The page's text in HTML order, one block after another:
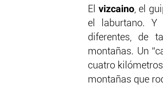
El vizcaino, el
el laburtano. Y
diferentes, de
montañas. Un
cuatro
montañas que